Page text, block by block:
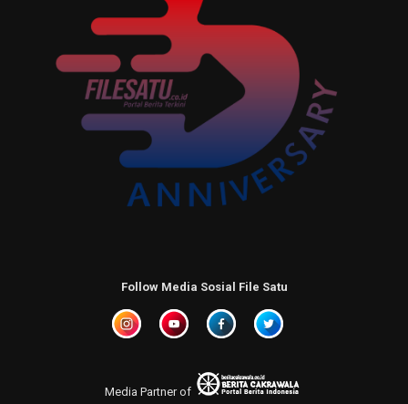
Follow Media Sosial File Satu
Media Partner of